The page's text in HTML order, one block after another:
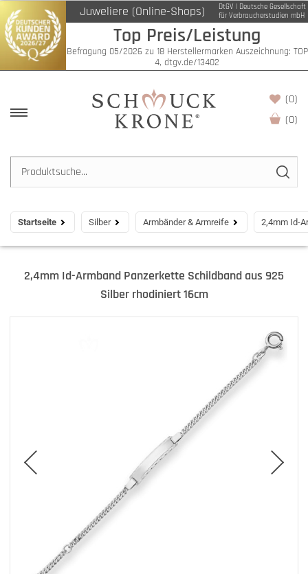
Juweliere (Online-Shops)
DtGV | Deutsche Gesellschaft
für Verbraucherstudien mbH
Top Preis/Leistung
Befragung 05/2026 zu 18 Herstellermarken Auszeichnung: TOP
4, dtgv.de/13402
(0)
(0)
Startseite Silber Armbänder & Armreife 2,4mm Id-
2,4mm Id-Armband Panzerkette Schildband aus 925
Silber rhodiniert 16cm